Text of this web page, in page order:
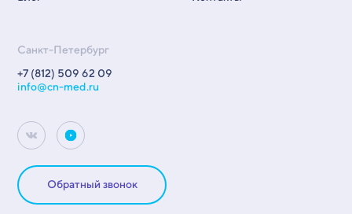
Санкт-Петербург
+7 (812) 509 62 09
info@cn-med.ru
Обратный звонок